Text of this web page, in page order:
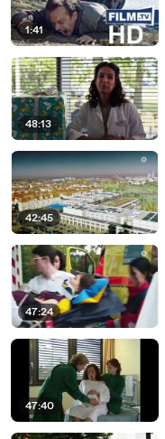
1:41
48:13
42:45
47:24
47:40